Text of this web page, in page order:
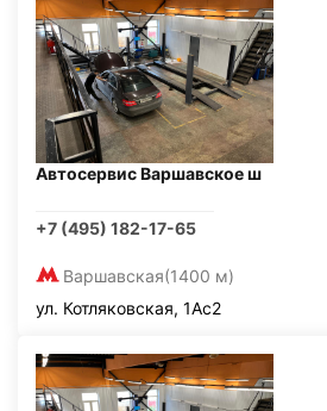
Автосервис Варшавское ш
+7 (495) 182-17-65
Варшавская(1400 м)
ул. Котляковская, 1Ас2